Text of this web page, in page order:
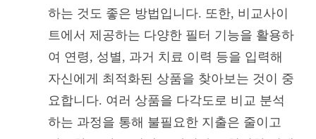
하는 것도 좋은 방법입니다. 또한, 비교사이
트에서 제공하는 다양한 필터 기능을 활용하
여 연령, 성별, 과거 치료 이력 등을 입력해
자신에게 최적화된 상품을 찾아보는 것이 중
요합니다. 여러 상품을 다각도로 비교 분석
하는 과정을 통해 불필요한 지출은 줄이고